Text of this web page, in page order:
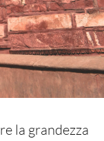
la grandezza